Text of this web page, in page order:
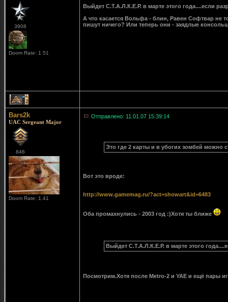
3908
Doom Rate: 1.51
Выйдет С.Т.А.Л.К.Е.Р. в марте этого года....если
А что касается Вольфа - блин, Равен Софтвар не
пишут ничего? Или теперь они - заядлые
2
Bars2k
UAC Sergeant Major
846
Doom Rate: 1.41
Отправлено: 11.01.07 15:39:14
Это где 2 карты и в убогих зомбей можно
Вот это вроде:
http://www.gamemag.ru/?act=showart&id=6483
Оба промахнулись - 2003 год :)Хотя ты ближе
Выйдет С.Т.А.Л.К.Е.Р. в марте этого
Посмотрим.Хотя после Metro-2 и YAE и ещё пары